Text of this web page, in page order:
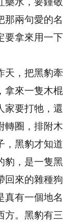
藥水，要鍾
那兩句愛的
要拿來用一下
天，把黑豹
拿來一隻木
家要打牠，
轉圈，排附
，黑豹才知
豹，是一隻
回來的雜種
真有一個地
方。黑豹有